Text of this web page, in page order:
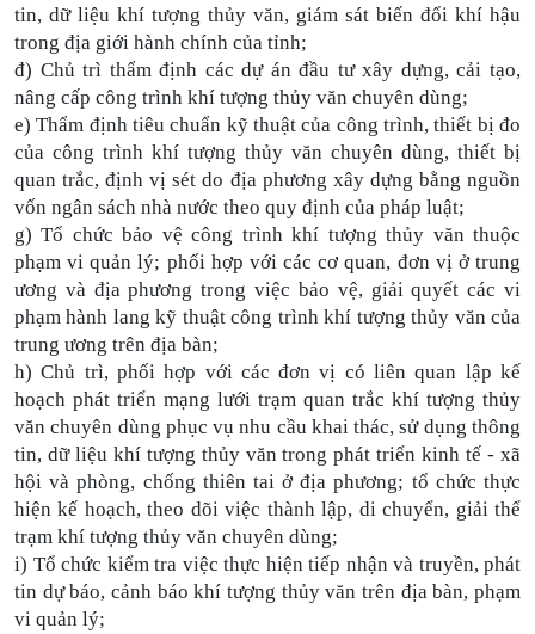
tin, dữ liệu khí tượng thủy văn, giám sát biến đổi khí hậu
trong địa giới hành chính của tỉnh;
đ) Chủ trì thẩm định các dự án đầu tư xây dựng, cải tạo,
nâng cấp công trình khí tượng thủy văn chuyên dùng;
e) Thẩm định tiêu chuẩn kỹ thuật của công trình, thiết bị đo
của công trình khí tượng thủy văn chuyên dùng, thiết bị
quan trắc, định vị sét do địa phương xây dựng bằng nguồn
vốn ngân sách nhà nước theo quy định của pháp luật;
g) Tổ chức bảo vệ công trình khí tượng thủy văn thuộc
phạm vi quản lý; phối hợp với các cơ quan, đơn vị ở trung
ương và địa phương trong việc bảo vệ, giải quyết các vi
phạm hành lang kỹ thuật công trình khí tượng thủy văn của
trung ương trên địa bàn;
h) Chủ trì, phối hợp với các đơn vị có liên quan lập kế
hoạch phát triển mạng lưới trạm quan trắc khí tượng thủy
văn chuyên dùng phục vụ nhu cầu khai thác, sử dụng thông
tin, dữ liệu khí tượng thủy văn trong phát triển kinh tế - xã
hội và phòng, chống thiên tai ở địa phương; tổ chức thực
hiện kế hoạch, theo dõi việc thành lập, di chuyển, giải thể
trạm khí tượng thủy văn chuyên dùng;
i) Tổ chức kiểm tra việc thực hiện tiếp nhận và truyền, phát
tin dự báo, cảnh báo khí tượng thủy văn trên địa bàn, phạm
vi quản lý;